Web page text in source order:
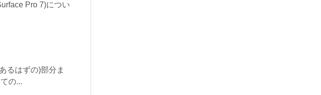
Pro 7)につい
るはずの)部分ま
の...